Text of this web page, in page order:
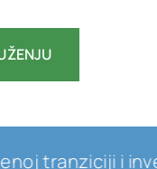
i